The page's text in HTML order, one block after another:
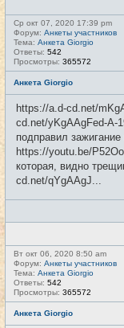
Ср окт 07, 2020 17:39 pm
Форум: Анкеты участников
Тема: Анкета Giorgio
Ответы: 542
Просмотры: 365572
Анкета Giorgio
https://a.d-cd.net/
cd.net/yKgAAgFed-A-
подправил
https://youtu.be/
которая, видно
cd.net/qYgAAgJ...
Вт окт 06, 2020 8:50 am
Форум: Анкеты участников
Тема: Анкета Giorgio
Ответы: 542
Просмотры: 365572
Анкета Giorgio